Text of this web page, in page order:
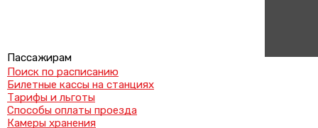
Пассажирам
Поиск по расписанию
Билетные кассы на станциях
Тарифы и льготы
Способы оплаты проезда
Камеры хранения